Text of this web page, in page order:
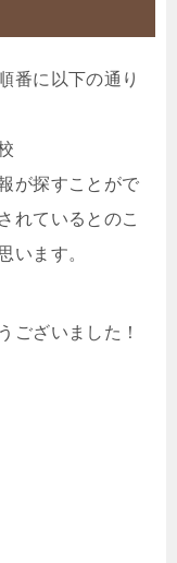
番に以下の通り
が探すことがで
れているとのこ
います。
ございました！